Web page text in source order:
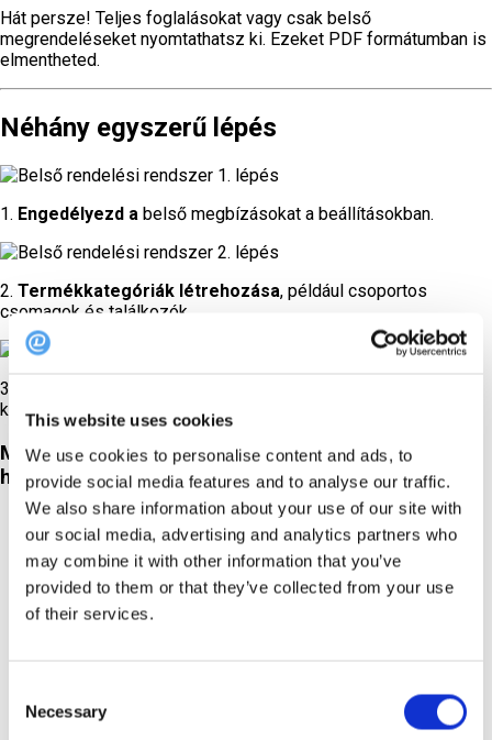
This website uses cookies
We use cookies to personalise content and ads, to
provide social media features and to analyse our traffic.
We also share information about your use of our site with
our social media, advertising and analytics partners who
may combine it with other information that you’ve
provided to them or that they’ve collected from your use
of their services.
Selection
Necessary
Hát persze! Teljes foglalásokat vagy csak belső
megrendeléseket nyomtathatsz ki. Ezeket PDF formátumban is
elmentheted.
Néhány egyszerű lépés
1. Engedélyezd a belső megbízásokat a beállításokban.
2. Termékkategóriák létrehozása, például csoportos
csomagok és találkozók.
3.
kiegészítők.
Most már készen is állsz a Belső rendelés
használatára!
Szeretnél többet megtudni az
online foglalási rendszerünk